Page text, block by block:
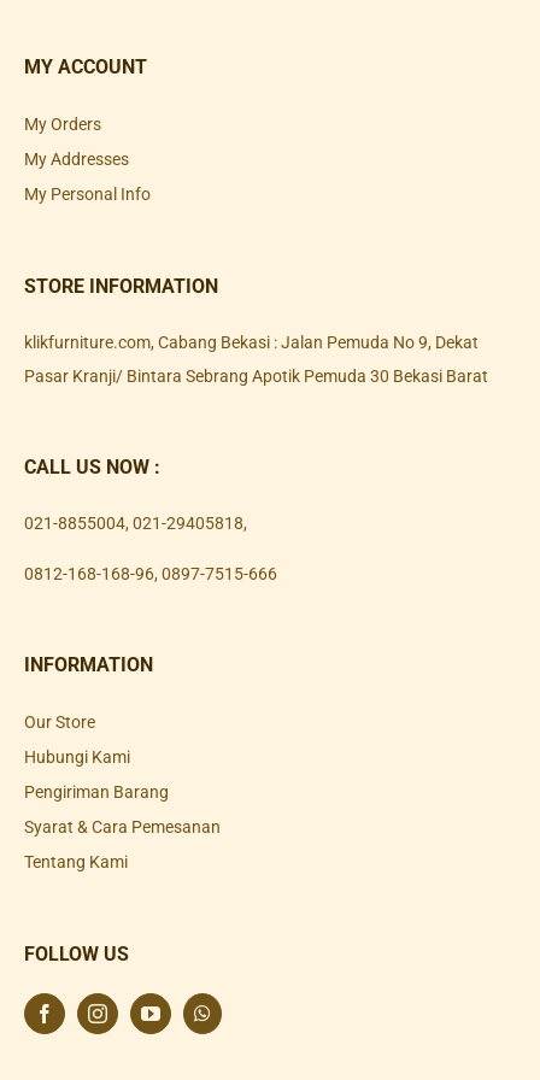
MY ACCOUNT
My Orders
My Addresses
My Personal Info
STORE INFORMATION
klikfurniture.com, Cabang Bekasi : Jalan Pemuda No 9, Dekat
Pasar Kranji/ Bintara Sebrang Apotik Pemuda 30 Bekasi Barat
CALL US NOW :
021-8855004, 021-29405818,
0812-168-168-96, 0897-7515-666
INFORMATION
Our Store
Hubungi Kami
Pengiriman Barang
Syarat & Cara Pemesanan
Tentang Kami
FOLLOW US